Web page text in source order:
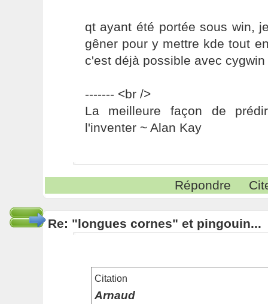
qt ayant été portée sous win,
gêner pour y mettre kde tout
c'est déjà possible avec
------- <br />
La meilleure façon de
l'inventer ~ Alan Kay
Répondre
Re: "longues cornes" et pingouin...
Citation
Arnaud